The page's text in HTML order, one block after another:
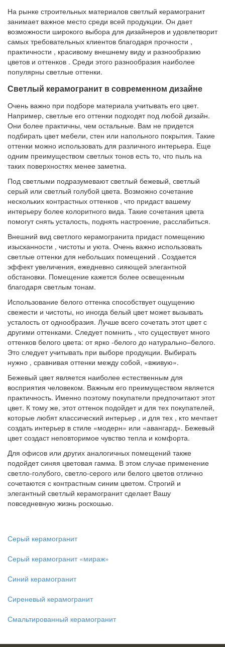
На рынке строительных материалов светлый керамогранит
занимает важное место среди всей продукции. Он дает
возможности широкого выбора для дизайнеров и удовлетворит
самых требовательных клиентов благодаря прочности ,
практичности , красивому внешнему виду и разнообразию
цветов и оттенков . Среди этого разнообразия наиболее
популярны светлые оттенки.
Светлый керамогранит в современном дизайне
Очень важно при подборе материала учитывать его цвет.
Например, светлые его оттенки подходят под любой дизайн.
Они более практичны, чем остальные. Вам не придется
подбирать цвет мебели, стен или напольного покрытия. Такие
оттенки можно использовать для различного интерьера. Еще
одним преимуществом светлых тонов есть то, что пыль на
таких поверхностях менее заметна.
Под светлыми подразумевают светлый бежевый, светлый
серый или светлый голубой цвета. Возможно сочетание
нескольких контрастных оттенков , что придаст вашему
интерьеру более колоритного вида. Такие сочетания цвета
помогут снять усталость, поднять настроение, расслабиться.
Внешний вид светлого керамогранита придаст помещению
изысканности , чистоты и уюта. Очень важно использовать
светлые оттенки для небольших помещений . Создается
эффект увеличения, ежедневно сияющей элегантной
обстановки. Помещение кажется более освещенным
благодаря светлым тонам.
Использование белого оттенка способствует ощущению
свежести и чистоты, но иногда белый цвет может вызывать
усталость от однообразия. Лучше всего сочетать этот цвет с
другими оттенками. Следует помнить , что существует много
оттенков белого цвета: от ярко -белого до натурально–белого.
Это следует учитывать при выборе продукции. Выбирать
нужно , сравнивая оттенки между собой, «вживую».
Бежевый цвет является наиболее естественным для
восприятия человеком. Важным его преимуществом является
практичность. Именно поэтому покупатели предпочитают этот
цвет. К тому же, этот оттенок подойдет и для тех покупателей,
которые любят классический интерьер , и для тех , кто мечтает
создать интерьер в стиле «модерн» или «авангард». Бежевый
цвет создаст неповторимое чувство тепла и комфорта.
Для офисов или других аналогичных помещений также
подойдет синяя цветовая гамма. В этом случае применение
светло-голубого, светло-серого или белого цветов отлично
сочетаются с контрастным синим цветом. Строгий и
элегантный светлый керамогранит сделает Вашу
повседневную жизнь роскошью.
Серый керамогранит
Серый керамогранит «мираж»
Синий керамогранит
Сиреневый керамогранит
Смальтированный керамогранит